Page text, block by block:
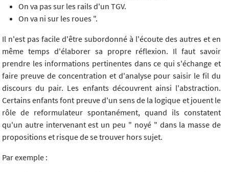
On va pas sur les rails d'un TGV.
On va ni sur les roues ".
Il n'est pas facile d'être subordonné à l'écoute des autres et en
même temps d'élaborer sa propre réflexion. Il faut savoir
prendre les informations pertinentes dans ce qui s'échange et
faire preuve de concentration et d'analyse pour saisir le fil du
discours du pair. Les enfants découvrent ainsi l'abstraction.
Certains enfants font preuve d'un sens de la logique et jouent le
rôle de reformulateur spontanément, quand ils constatent
qu'un autre intervenant est un peu " noyé " dans la masse de
propositions et risque de se trouver hors sujet.
Par exemple :